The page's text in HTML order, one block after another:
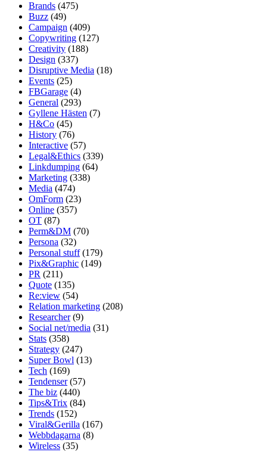
Brands (475)
Buzz (49)
Campaign (409)
Copywriting (127)
Creativity (188)
Design (337)
Disruptive Media (18)
Events (25)
FBGarage (4)
General (293)
Gyllene Hästen (7)
H&Co (45)
History (76)
Interactive (57)
Legal&Ethics (339)
Linkdumping (64)
Marketing (338)
Media (474)
OmForm (23)
Online (357)
OT (87)
Perm&DM (70)
Persona (32)
Personal stuff(179)
Pix&Graphic (149)
PR (211)
Quote (135)
Re:view (54)
Relation marketing (208)
Researcher(9)
Social net/media (31)
Stats (358)
Strategy (247)
Super Bowl (13)
Tech (169)
Tendenser(57)
The biz (440)
Tips&Trix (84)
Trends (152)
Viral&Gerilla (167)
Webbdagarna (8)
Wireless (35)